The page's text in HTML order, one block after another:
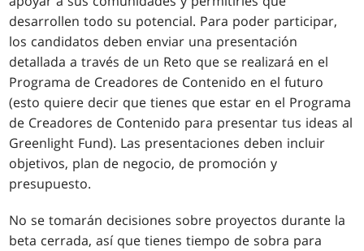
desarrollen todo su potencial. Para poder participar,
los candidatos deben enviar una presentación
detallada a través de un Reto que se realizará en el
Programa de Creadores de Contenido en el futuro
(esto quiere decir que tienes que estar en el Programa
de Creadores de Contenido para presentar tus ideas al
Greenlight Fund). Las presentaciones deben incluir
objetivos, plan de negocio, de promoción y
presupuesto.
No se tomarán decisiones sobre proyectos durante la
beta cerrada, así que tienes tiempo de sobra para